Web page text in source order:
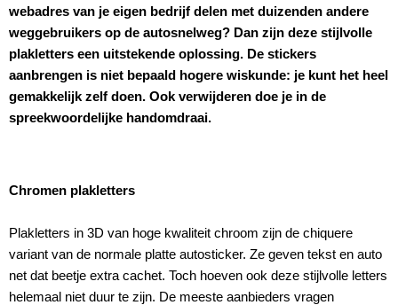
webadres van je eigen bedrijf delen met duizenden andere
weggebruikers op de autosnelweg? Dan zijn deze stijlvolle
plakletters een uitstekende oplossing. De stickers
aanbrengen is niet bepaald hogere wiskunde: je kunt het heel
gemakkelijk zelf doen. Ook verwijderen doe je in de
spreekwoordelijke handomdraai.
Chromen plakletters
Plakletters in 3D van hoge kwaliteit chroom zijn de chiquere
variant van de normale platte autosticker. Ze geven tekst en auto
net dat beetje extra cachet. Toch hoeven ook deze stijlvolle letters
helemaal niet duur te zijn. De meeste aanbieders vragen